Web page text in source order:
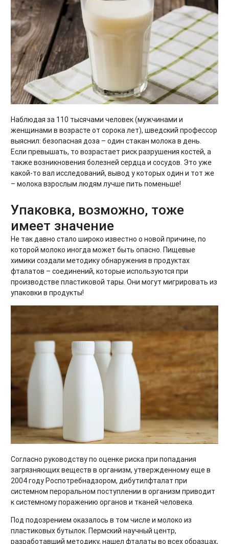
Наблюдая за 110 тысячами человек (мужчинами и
женщинами в возрасте от сорока лет), шведский профессор
выяснил: безопасная доза – один стакан молока в день.
Если превышать, то возрастает риск разрушения костей, а
также возникновения болезней сердца и сосудов. Это уже
какой-то вал исследований, вывод у которых один и тот же
– молока взрослым людям лучше пить поменьше!
Упаковка, возможно, тоже
имеет значение
Не так давно стало широко известно о новой причине, по
которой молоко иногда может быть опасно. Пищевые
химики создали методику обнаружения в продуктах
фталатов – соединений, которые используются при
производстве пластиковой тары. Они могут мигрировать из
упаковки в продукты!
Согласно руководству по оценке риска при попадания
загрязняющих веществ в организм, утвержденному еще в
2004 году Роспотребнадзором, дибутилфталат при
системном пероральном поступлении в организм приводит
к системному поражению органов и тканей человека.
Под подозрением оказалось в том числе и молоко из
пластиковых бутылок. Пермский научный центр,
разработавший методику, нашел фталаты во всех образцах,